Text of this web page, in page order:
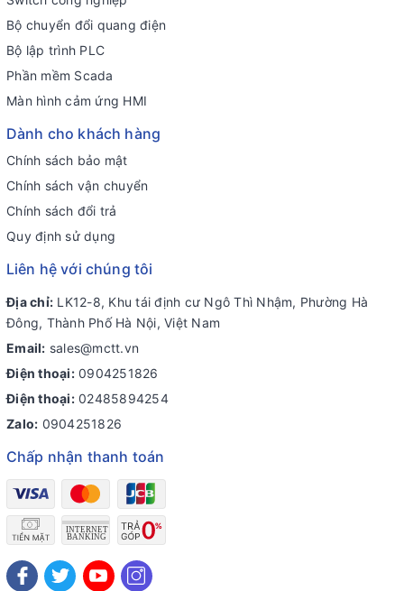
Bộ chuyển đổi quang điện
Bộ lập trình PLC
Phần mềm Scada
Màn hình cảm ứng HMI
Dành cho khách hàng
Chính sách bảo mật
Chính sách vận chuyển
Chính sách đổi trả
Quy định sử dụng
Liên hệ với chúng tôi
Địa chỉ: LK12-8, Khu tái định cư Ngô Thì Nhậm, Phường Hà
Đông, Thành Phố Hà Nội, Việt Nam
Email: sales@mctt.vn
Điện thoại: 0904251826
Điện thoại: 02485894254
Zalo: 0904251826
Chấp nhận thanh toán